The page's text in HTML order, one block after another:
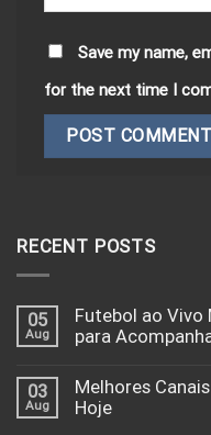
Save my name,
for the next time I
RECENT POSTS
05
Aug
Futebol ao
para
03
Aug
Melhores
Hoje